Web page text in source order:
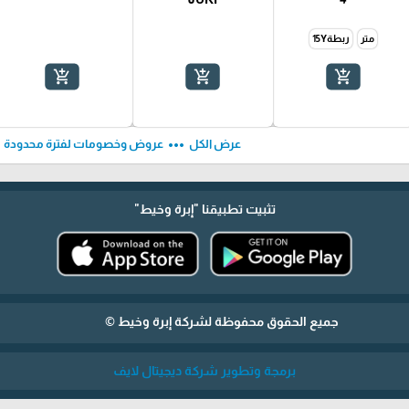
متر ربطة15Y
add_shopping_cart
add_shopping_cart
add_shopping_cart
عرض الكل more_horiz عروض وخصومات لفترة محدودة
تثبيت تطبيقنا "إبرة وخيط"
جميع الحقوق محفوظة لشركة إبرة وخيط ©
برمجة وتطوير شركة ديجيتال لايف